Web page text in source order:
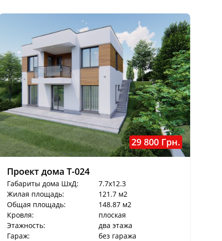
29 800 Грн.
Проект дома T-024
Габариты дома ШхД:
7.7x12.3
Жилая площадь:
121.7 м2
Общая площадь:
148.87 м2
Кровля:
плоская
Этажность:
два этажа
Гараж:
без гаража